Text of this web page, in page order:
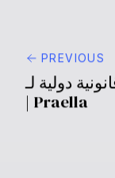
منصات التواصل
جدد يمتلكون
عملاء ذوي قيمة